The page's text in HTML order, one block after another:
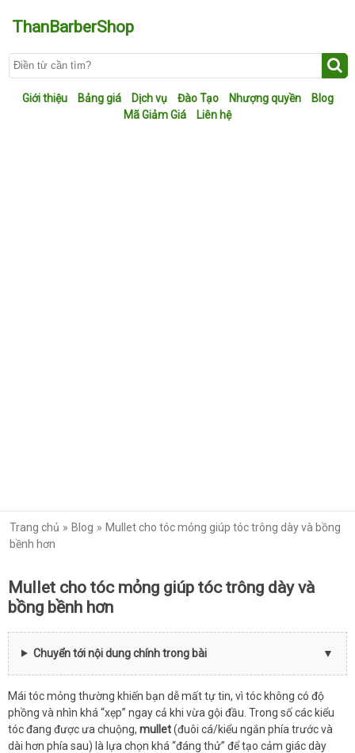
ThanBarberShop
Giới thiệu Bảng giá Dịch vụ Đào Tạo Nhượng quyền
Blog
Mã Giảm Giá
Liên hệ
Trang chủ Blog
Mullet cho tóc mỏng giúp tóc trông dày và bồng
bềnh hơn
Mullet cho tóc mỏng giúp tóc trông dày và
bồng bềnh hơn
Chuyển tới nội dung chính trong bài
Mái tóc mỏng thường khiến bạn dễ mất tự tin, vì tóc không có độ
phồng và nhìn khá “xẹp” ngay cả khi vừa gội đầu. Trong số các kiểu
tóc đang được ưa chuộng, mullet(đuôi cá/kiểu ngắn phía trước và
dài hơn phía sau) là lựa chọn khá “đáng thử” để tạo cảm giác dày